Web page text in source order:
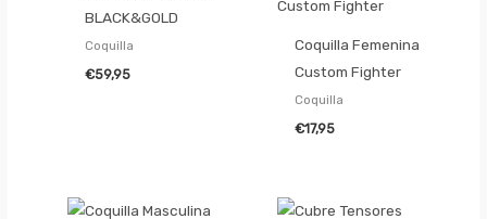
BLACK&GOLD
Coquilla
€59,95
Coquilla Femenina
Custom Fighter
Coquilla
€17,95